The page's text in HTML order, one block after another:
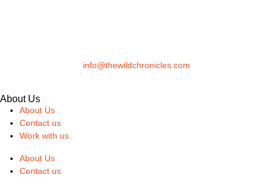
info@thewildchronicles.com
About Us
About Us
Contact us
Work with us
About Us
Contact us